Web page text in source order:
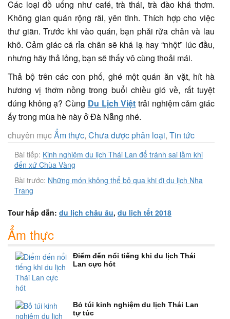
Các loại đồ uống như café, trà thái, trà đào khá thơm.
Không gian quán rộng rãi, yên tĩnh. Thích hợp cho việc
thư giãn. Trước khi vào quán, bạn phải rửa chân và lau
khô. Cảm giác cá rỉa chân sẽ khá lạ hay “nhột” lúc đầu,
nhưng hãy thả lỏng, bạn sẽ thấy vô cùng thoải mái.
Thả bộ trên các con phố, ghé một quán ăn vặt, hít hà
hương vị thơm nồng trong buổi chiều gió về, rất tuyệt
đúng không ạ? Cùng Du Lịch Việt trải nghiệm cảm giác
ấy trong mùa hè này ở Đà Nẵng nhé.
chuyên mụcẨm thực, Chưa được phân loại, Tin tức
Bài tiếp: Kinh nghiệm du lịch Thái Lan để tránh sai lầm khi
đến xứ Chùa Vàng
Bài trước: Những món không thể bỏ qua khi đi du lịch Nha
Trang
Tour hấp dẫn: du lịch châu âu, du lịch tết 2018
Ẩm thực
Điểm đến nổi tiếng khi du lịch Thái
Lan cực hót
Bỏ túi kinh nghiệm du lịch Thái Lan
tự túc